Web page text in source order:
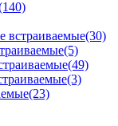
(30)
(5)
(49)
(3)
(23)